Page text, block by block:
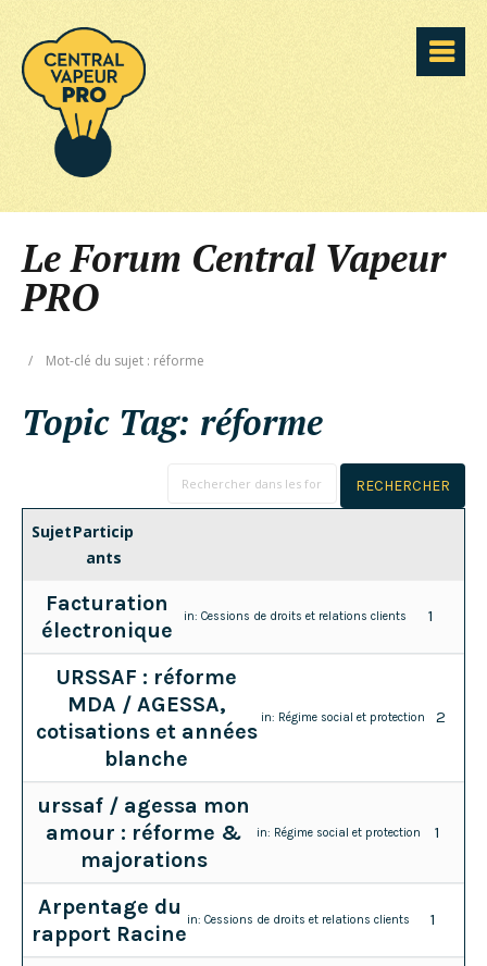
Le Forum Central Vapeur
PRO
/ Mot-clé du sujet : réforme
Topic Tag: réforme
SujetParticip
ants
Facturation
électronique
in: Cessions de droits et relations clients 1
URSSAF : réforme
MDA / AGESSA,
cotisations et années
blanche
in: Régime social et protection 2
urssaf / agessa mon
amour : réforme &
majorations
in: Régime social et protection 1
Arpentage du
rapport Racine
in:Cessions de droits et relations clients 1